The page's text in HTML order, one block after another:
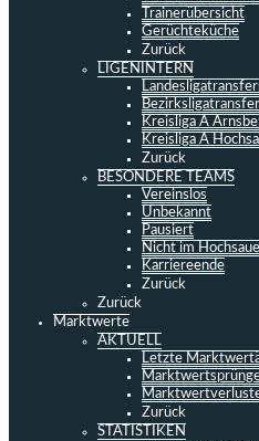
Trainerübersicht
Gerüchteküche
Zurück
LIGENINTERN
Kreisliga A
Kreisliga A
Zurück
BESONDERE TEAMS
Vereinslos
Unbekannt
Pausiert
Nicht im
Karriereende
Zurück
Zurück
Marktwerte
AKTUELL
Letzte
Zurück
STATISTIKEN